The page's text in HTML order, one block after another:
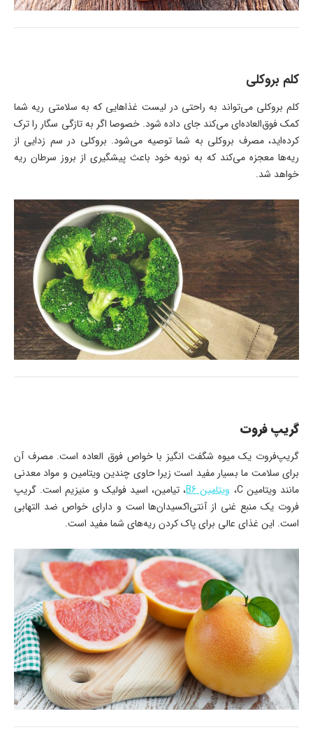
کلم بروکلی
کلم بروکلی می‌تواند به راحتی در لیست غذاهایی که به سلامتی ریه شما
کمک فوق‌العاده‌ای می‌کند جای داده شود. خصوصا اگر به تازگی سگار را ترک
کرده‌اید، مصرف بروکلی به شما توصیه می‌شود. بروکلی در سم زدایی از
ریه‌ها معجزه می‌کند که به نوبه خود باعث پیشگیری از بروز سرطان ریه
خواهد شد.
گریپ فروت
گریپ‌فروت یک میوه شگفت انگیز با خواص فوق العاده است. مصرف آن
برای سلامت ما بسیار مفید است زیرا حاوی چندین ویتامین و مواد معدنی
مانند ویتامین C،
ویتامین B6
، تیامین، اسید فولیک و منیزیم است. گریپ
فروت یک منبع غنی از آنتی‌اکسیدان‌ها است و دارای خواص ضد التهابی
است. این غذای عالی برای پاک کردن ریه‌های شما مفید است.